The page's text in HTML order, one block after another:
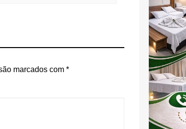
marcados com *